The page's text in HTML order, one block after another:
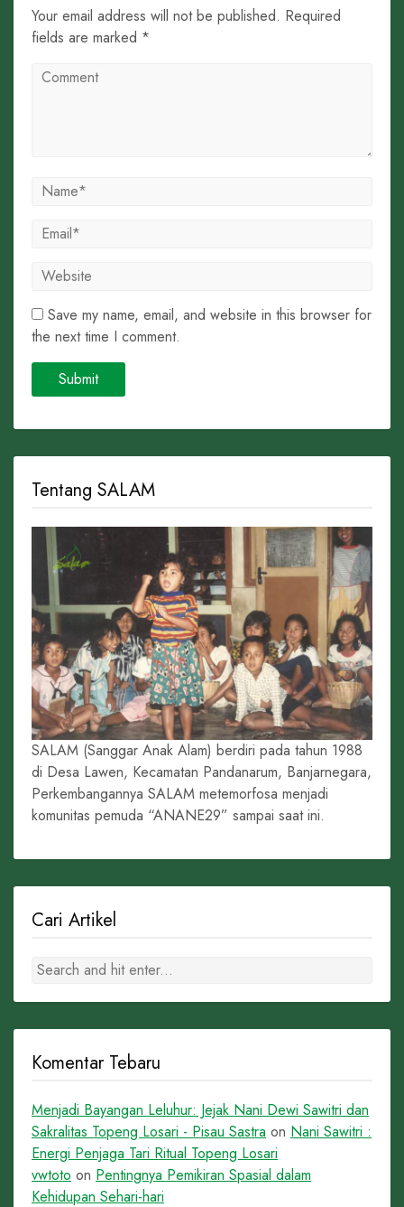
Your email address will not be published. Required
fields are marked *
Save my name, email, and website in this browser for
the next time I comment.
Tentang SALAM
SALAM (Sanggar Anak Alam) berdiri pada tahun 1988
di Desa Lawen, Kecamatan Pandanarum, Banjarnegara,
Perkembangannya SALAM metemorfosa menjadi
komunitas pemuda “ANANE29” sampai saat ini.
Cari Artikel
Komentar Tebaru
Menjadi Bayangan Leluhur: Jejak Nani Dewi Sawitri dan
Sakralitas Topeng Losari - Pisau Sastra on Nani Sawitri :
Energi Penjaga Tari Ritual Topeng Losari
vwtoto on Pentingnya Pemikiran Spasial dalam
Kehidupan Sehari-hari